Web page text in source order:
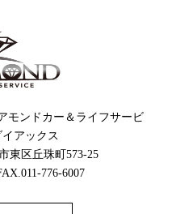
モンドカー＆ライフサービ
アックス
東区丘珠町573-25
776-6007